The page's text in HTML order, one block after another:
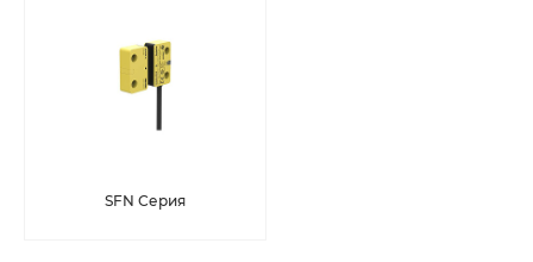
SFN Серия